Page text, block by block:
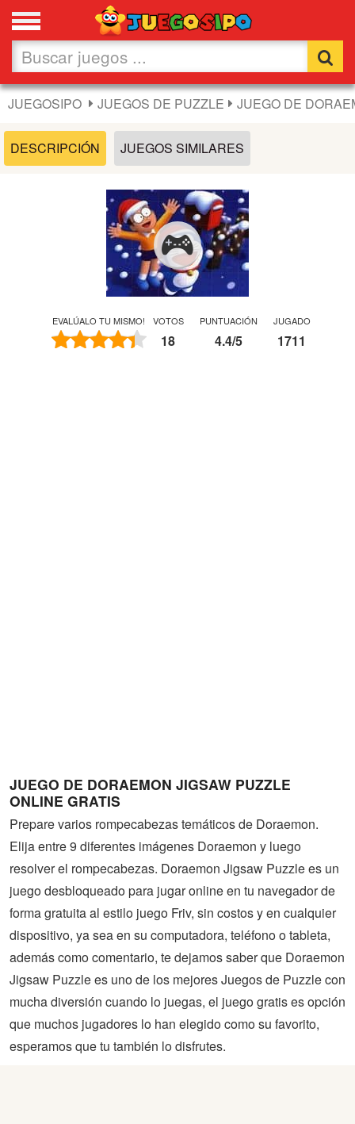
Favoritos
Nuevos
Flash
Acción
Chicas
Fútbol
Animaciones
JUEGOSIPO JUEGOS DE PUZZLE JUEGO DE
DESCRIPCIÓN JUEGOS SIMILARES
EVALÚALO TU MISMO! VOTOS
18
PUNTUACIÓN
4.4/5
JUGADO
1711
JUEGO DE DORAEMON JIGSAW PUZZLE
ONLINE GRATIS
Prepare varios rompecabezas temáticos de Doraemon.
Elija entre 9 diferentes imágenes Doraemon y luego
resolver el rompecabezas. Doraemon Jigsaw Puzzle es un
juego desbloqueado para jugar online en tu navegador de
forma gratuita al estilo juego Friv, sin costos y en cualquier
dispositivo, ya sea en su computadora, teléfono o tableta,
además como comentario, te dejamos saber que Doraemon
Jigsaw Puzzle es uno de los mejores Juegos de Puzzle con
mucha diversión cuando lo juegas, el juego gratis es opción
que muchos jugadores lo han elegido como su favorito,
esperamos que tu también lo disfrutes.